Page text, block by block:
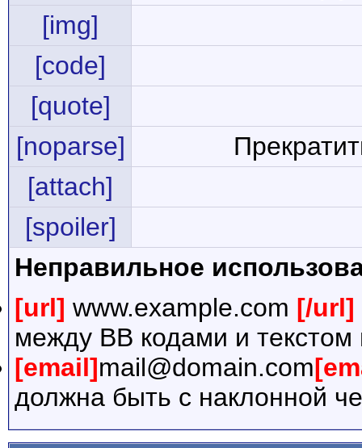
[img]
[code]
[quote]
[noparse]
[attach]
[spoiler]
Неправильное
[url] www.example.com [/url]
между BB кодами и текстом
[email]mail@domain.com
должна быть с наклонной